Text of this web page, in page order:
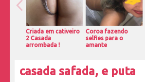
Criada em cativeiro
2 Casada
arrombada !
Coroa fazendo
selfies para o
amante
casada safada, e puta